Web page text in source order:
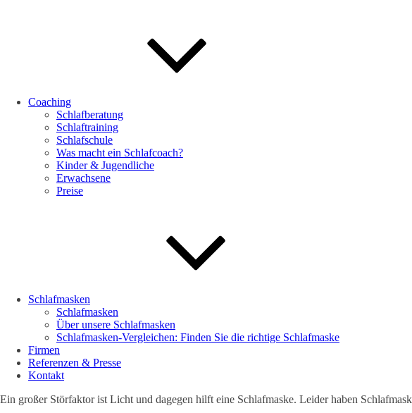
Coaching
Schlafberatung
Schlaftraining
Schlafschule
Was macht ein Schlafcoach?
Kinder & Jugendliche
Erwachsene
Preise
Schlafmasken
Schlafmasken
Über unsere Schlafmasken
Schlafmasken-Vergleichen: Finden Sie die richtige Schlafmaske
Firmen
Referenzen & Presse
Kontakt
Ein großer Störfaktor ist Licht und dagegen hilft eine Schlafmaske. Leider haben